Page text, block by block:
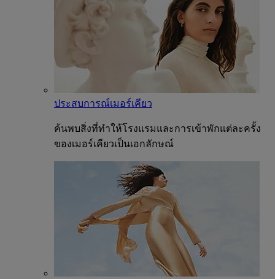
ประสบการณ์เมอร์เคียว
ค้นพบสิ่งที่ทำให้โรงแรมและการเข้าพักแต่ละครั้ง
ของเมอร์เคียวเป็นเอกลักษณ์